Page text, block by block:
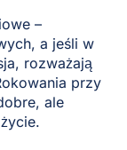
–
a jeśli w
rozważają
przy
ale